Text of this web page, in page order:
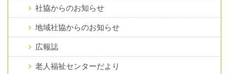
社協からのお知らせ
地域社協からのお知らせ
広報誌
老人福祉センターだより